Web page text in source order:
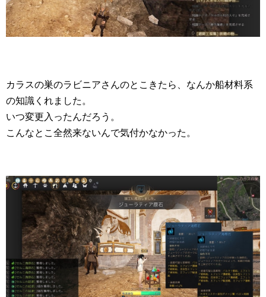
カラスの巣のラビニアさんのとこきたら、なんか船材料系
の知識くれました。
いつ変更入ったんだろう。
こんなとこ全然来ないんで気付かなかった。